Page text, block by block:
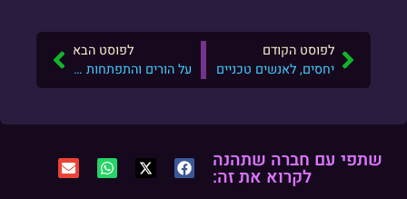
לפוסט הקודם
יחסים, לאנשים טכניים
לפוסט הבא
על הורים והתפתחות אישית
שתפי עם חברה שתהנה
לקרוא את זה: